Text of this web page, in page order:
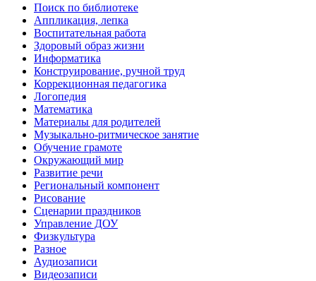
Поиск по библиотеке
Аппликация, лепка
Воспитательная работа
Здоровый образ жизни
Информатика
Конструирование, ручной труд
Коррекционная педагогика
Логопедия
Математика
Материалы для родителей
Музыкально-ритмическое занятие
Обучение грамоте
Окружающий мир
Развитие речи
Региональный компонент
Рисование
Сценарии праздников
Управление ДОУ
Физкультура
Разное
Аудиозаписи
Видеозаписи